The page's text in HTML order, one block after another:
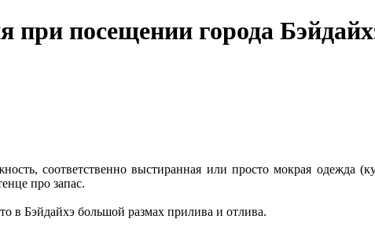
при посещении города
соответственно выстиранная или просто мокрая одежда
про запас.
в Бэйдайхэ большой размах прилива и отлива.